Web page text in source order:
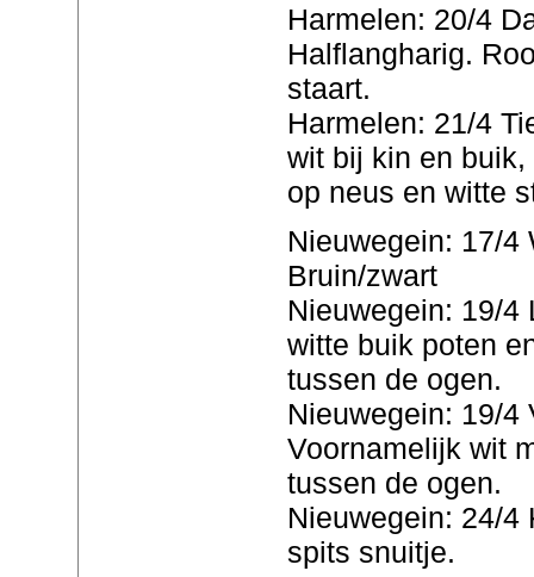
Harmelen: 20/4
Halflangharig.
staart.
Harmelen: 21/4
wit bij kin en
op neus en witte
Nieuwegein: 17/4
Bruin/zwart
Nieuwegein: 19/4
witte buik poten
tussen de ogen.
Nieuwegein: 19/4
Voornamelijk wit
tussen de ogen.
Nieuwegein: 24/4
spits snuitje.